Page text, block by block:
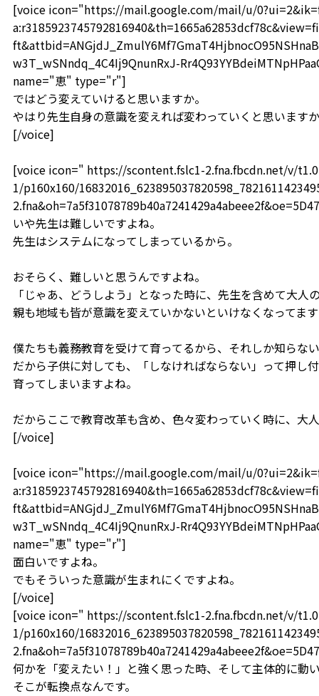
[voice icon="https://mail.google.com/mail/u/
w3T_wSNndq_4C4Ij9QnunRxJ-
name="恵" type="r"]
ではどう変えていけると思いますか。
やはり先生自身の意識を変えれば変わっていくと思います
[/voice]
[voice icon=" https://scontent.fslc1-2.fna.fbcdn.net/v/
1/p160x160/
いや先生は難しいですよね。
先生はシステムになってしまっているから。
おそらく、難しいと思うんですよね。
「じゃあ、どうしよう」となった時に、先生を含めて大人
親も地域も皆が意識を変えていかないといけなくなってま
僕たちも義務教育を受けて育ってるから、それしか知らな
だから子供に対しても、「しなければならない」って押し
育ってしまいますよね。
だからここで教育改革も含め、色々変わっていく時に、大
[/voice]
[voice icon="https://mail.google.com/mail/u/
w3T_wSNndq_4C4Ij9QnunRxJ-
name="恵" type="r"]
面白いですよね。
でもそういった意識が生まれにくですよね。
[/voice]
[voice icon=" https://scontent.fslc1-2.fna.fbcdn.net/v/
1/p160x160/
何かを「変えたい！」と強く思った時、そして主体的に動
そこが転換点なんです。